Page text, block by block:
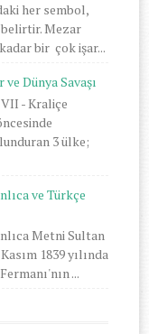
her sembol,
belirtir. Mezar
bir çok işar...
Dünya Savaşı
- Kraliçe
3 ülke;
ve Türkçe
Metni Sultan
1839 yılında
...